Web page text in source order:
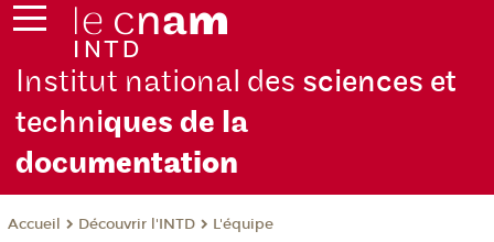
Institut national des sciences et
techniques de la
documentation
Accueil Découvrir l'INTD L'équipe